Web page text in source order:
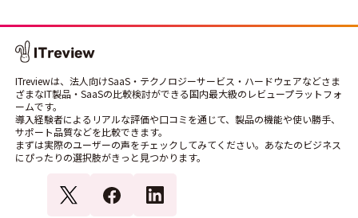
ITreviewは、法人向けSaaS・テクノロジーサービス・ハードウェアなどさま
ざまなIT製品・SaaSの比較検討ができる国内最大級のレビュープラットフォ
ームです。
導入経験者によるリアルな評価や口コミを通じて、製品の機能や使い勝手、
サポート品質などを比較できます。
まずは実際のユーザーの声をチェックしてみてください。あなたのビジネス
にぴったりの選択肢がきっと見つかります。